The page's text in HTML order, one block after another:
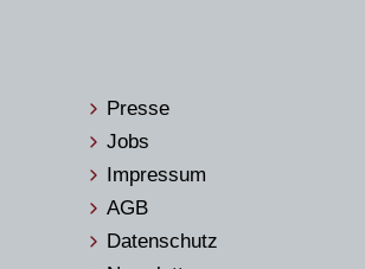
Presse
Jobs
Impressum
AGB
Datenschutz